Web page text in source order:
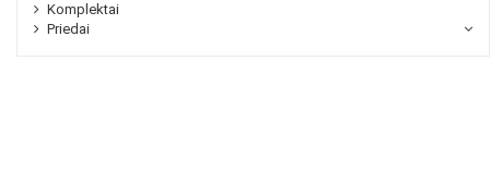
Komplektai
Priedai